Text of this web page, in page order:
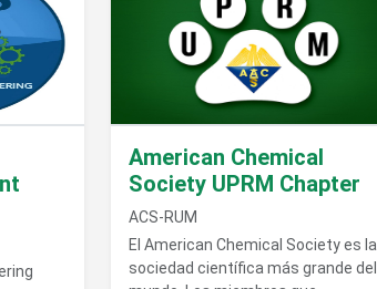
American Chemical
Society UPRM Chapter
ACS-RUM
El American Chemical Society es la
sociedad científica más grande del